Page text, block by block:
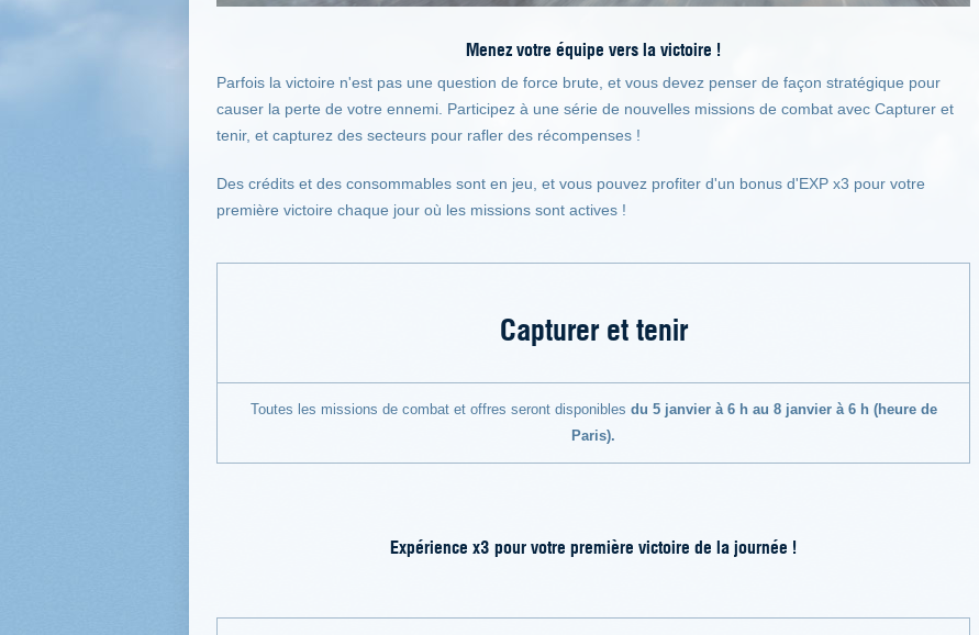
Menez votre équipe vers la victoire !
Parfois la victoire n'est pas une question de force brute, et vous devez penser de façon stratégique pour
causer la perte de votre ennemi. Participez à une série de nouvelles missions de combat avec Capturer et
tenir, et capturez des secteurs pour rafler des récompenses !
Des crédits et des consommables sont en jeu, et vous pouvez profiter d'un bonus d'EXP x3 pour votre
première victoire chaque jour où les missions sont actives !
Capturer et tenir
Toutes les missions de combat et offres seront disponibles du 5 janvier à 6 h au 8 janvier à 6 h (heure de
Paris).
Expérience x3 pour votre première victoire de la journée !